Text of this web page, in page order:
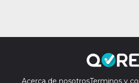
Acerca de nosotrosTerminos y